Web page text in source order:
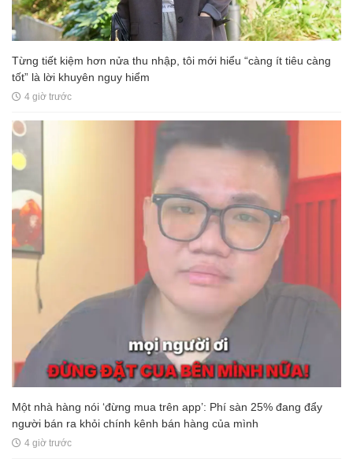
Từng tiết kiệm hơn nửa thu nhập, tôi mới hiểu “càng ít tiêu càng
tốt” là lời khuyên nguy hiểm
4 giờ trước
Một nhà hàng nói ‘đừng mua trên app’: Phí sàn 25% đang đẩy
người bán ra khỏi chính kênh bán hàng của mình
4 giờ trước